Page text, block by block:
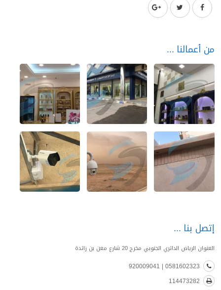
من أعمالنا
إتصل بنا
العنوان الرياض الدائري الجنوبي مخرج 20 شارع معن بن زائدة
0581602323 | 920009041
114473282